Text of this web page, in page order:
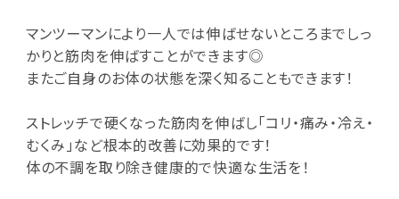
マンツーマンにより一人では伸ばせないところまでしっ
かりと筋肉を伸ばすことができます◎
またご自身のお体の状態を深く知ることもできます！
ストレッチで硬くなった筋肉を伸ばし「コリ・痛み・冷え・
むくみ」など根本的改善に効果的です！
体の不調を取り除き健康的で快適な生活を！